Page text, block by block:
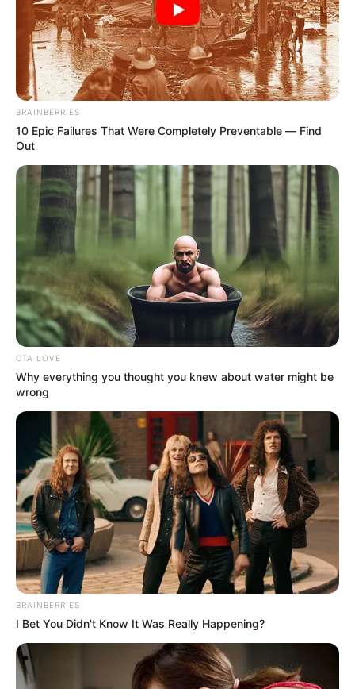
Autoridades alertan por
posible reclutamiento de
niños indígenas por parte
del ELN en Risaralda
ELN volvió a atacar en
terminaron heridos tras
violento atentado
RISARALDA
Tensión en el occidente de
Risaralda: el ELN estaría
sembrando minas para
frenar el avance del
Ejército
Acciones terroristas en
Norte de Santander:
evalúan acuartelamiento
de Policía y Ejército para el
7 de agosto
TERRORISMO
¡Crisis en la vía Pereira -
Chocó! Denuncian
extorsiones y quema de
ELN
BRAINBERRIES
10 Epic Failures That Were Completely Preventable — Find
Out
CTA LOVE
Why everything you thought you knew about water might be
wrong
BRAINBERRIES
I Bet You Didn't Know It Was Really Happening?